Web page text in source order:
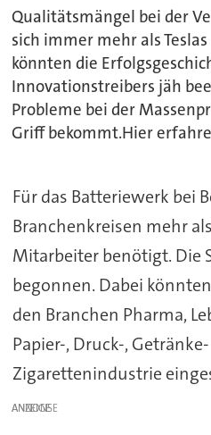
Qualitätsmängel bei der
sich immer mehr als
könnten die
Innovationstreibers jäh
Probleme bei der
Griff bekommt.Hier
Für das Batteriewerk bei
Branchenkreisen mehr
Mitarbeiter benötigt. Die
begonnen. Dabei
den Branchen Pharma,
Papier-, Druck-,
Zigarettenindustrie
ANZEIGE